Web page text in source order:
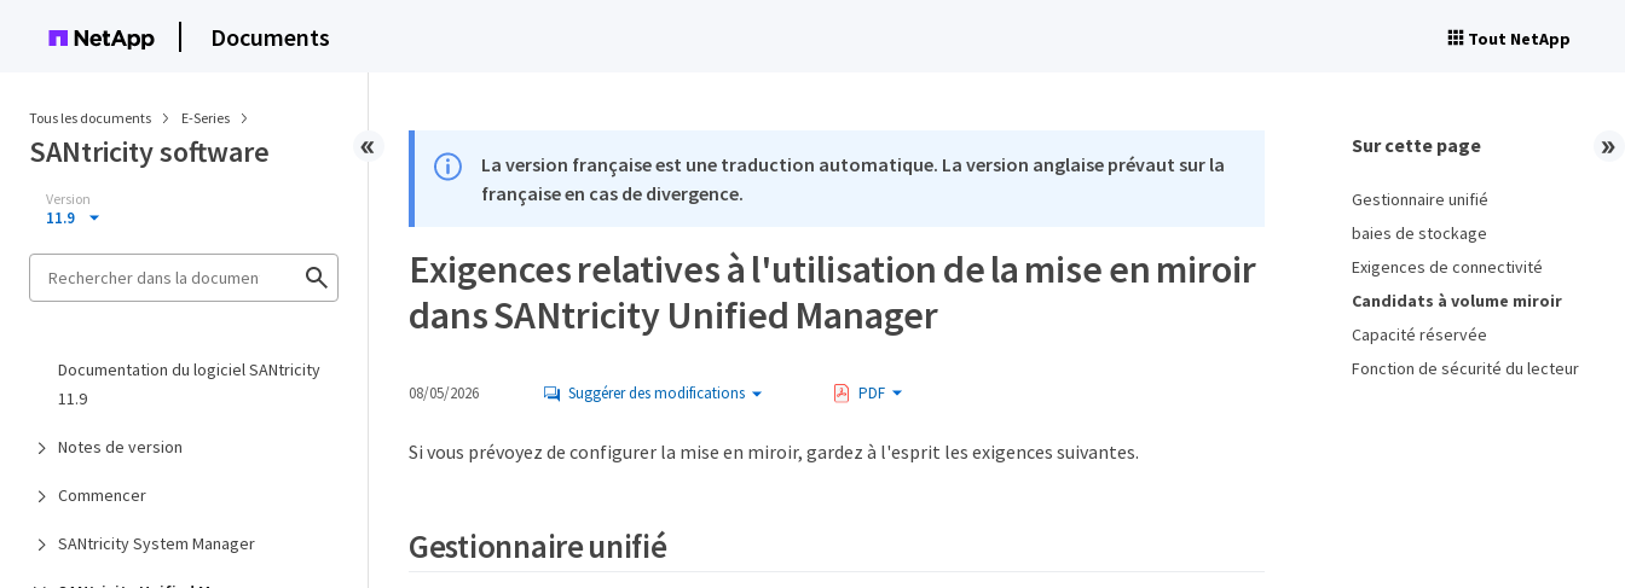
Documents Tout NetApp
Tous les documents E-Series
SANtricity software
Version
11.9
Documentation du logiciel SANtricity
11.9
Notes de version
Commencer
SANtricity System Manager
La version française est une traduction automatique. La version anglaise prévaut sur la
française en cas de divergence.
Exigences relatives à l'utilisation de la mise en miroir
dans SANtricity Unified Manager
08/05/2026 Suggérer des modifications PDF
Si vous prévoyez de configurer la mise en miroir, gardez à l'esprit les exigences suivantes.
Gestionnaire unifié
Sur cette page
Gestionnaire unifié
baies de stockage
Exigences de connectivité
Candidats à volume miroir
Capacité réservée
Fonction de sécurité du lecteur